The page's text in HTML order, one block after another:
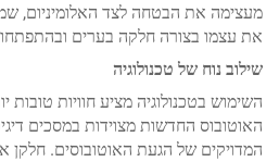
מעצימה את הבטחה לצד האלומיניום,
את עצמו בצורה חלקה בערים
שילוב נוח של טכנולוגיה
השימוש בטכנולוגיה מציע חוויות
האוטובוס החדשות מצוידות במסכים
המדויקים של הגעת האוטובוסים. חלקן